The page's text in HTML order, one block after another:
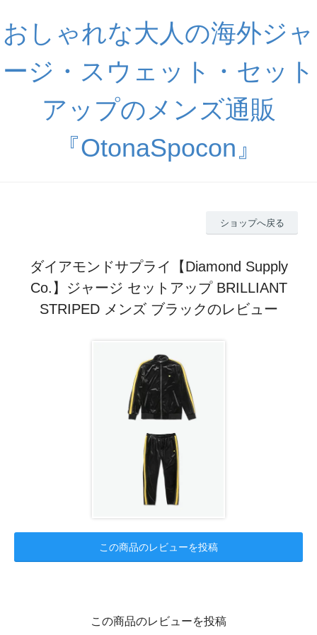
おしゃれな大人の海外ジャ
ージ・スウェット・セット
アップのメンズ通販
『OtonaSpocon』
ショップへ戻る
ダイアモンドサプライ【Diamond Supply
Co.】ジャージ セットアップ BRILLIANT
STRIPED メンズ ブラックのレビュー
この商品のレビューを投稿
この商品のレビューを投稿